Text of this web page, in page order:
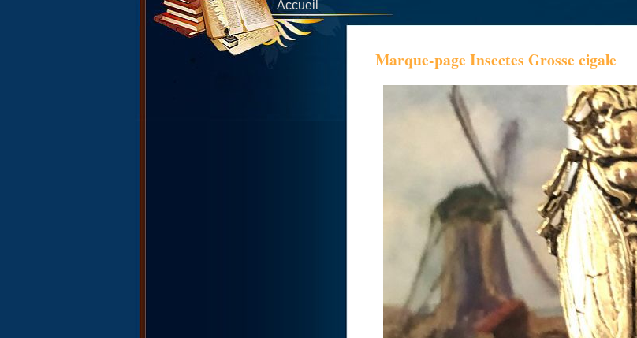
Marque-page Insectes Grosse cigale
Accueil